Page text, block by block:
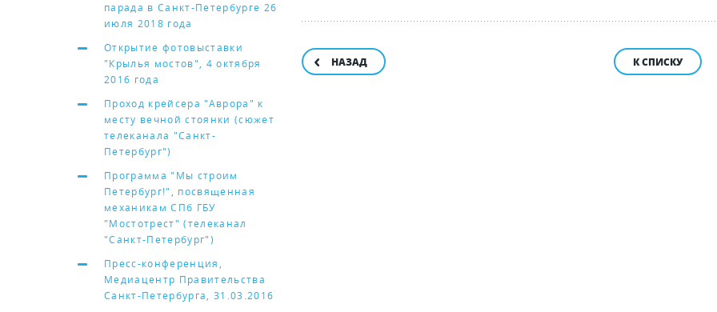
парада в Санкт-Петербурге 26
июля 2018 года
Открытие фотовыставки
"Крылья мостов", 4 октября
2016 года
Проход крейсера "Аврора" к
месту вечной стоянки (сюжет
телеканала "Санкт-
Петербург")
Программа "Мы строим
Петербург!", посвященная
механикам СПб ГБУ
"Мостотрест" (телеканал
"Санкт-Петербург")
Пресс-конференция,
Медиацентр Правительства
Санкт-Петербурга, 31.03.2016
НАЗАД К СПИСКУ